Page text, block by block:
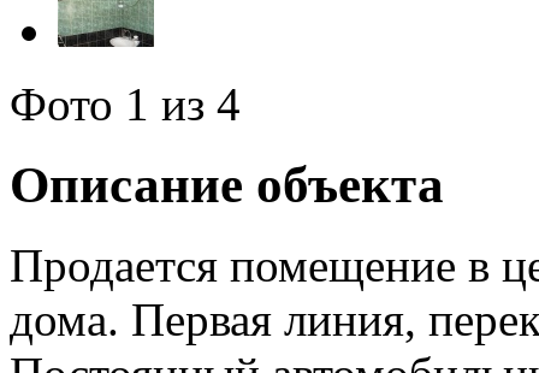
Фото 1 из 4
Описание объекта
Продается помещение в
дома. Первая линия,